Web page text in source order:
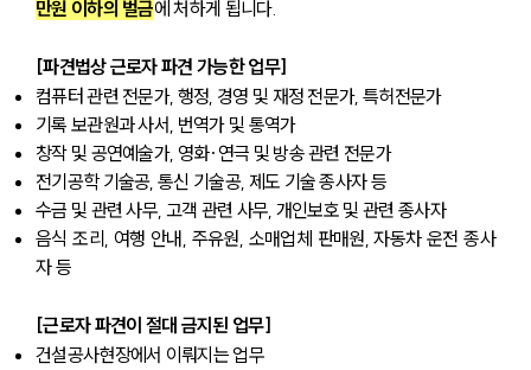
만원 이하의 벌금에 처하게 됩니다.
[파견법상 근로자 파견 가능한 업무]
컴퓨터 관련 전문가, 행정, 경영 및 재정 전문가, 특허전문가
기록 보관원과 사서, 번역가 및 통역가
창작 및 공연예술가, 영화·연극 및 방송 관련 전문가
전기공학 기술공, 통신 기술공, 제도 기술 종사자 등
수금 및 관련 사무, 고객 관련 사무, 개인보호 및 관련 종사자
음식 조리, 여행 안내, 주유원, 소매업체 판매원, 자동차 운전 종사
자 등
[근로자 파견이 절대 금지된 업무]
건설공사현장에서 이뤄지는 업무